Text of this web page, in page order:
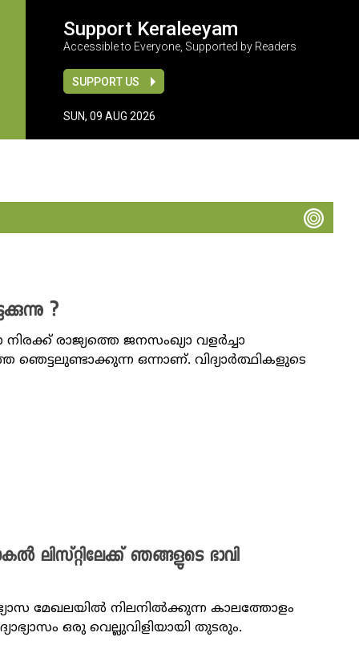
Support Keraleeyam
Accessible to Everyone, Supported by Readers
SUPPORT US
SUN, 09 AUG 2026
?
രാജ്യത്തെ ജനസംഖ്യാ വളർച്ചാ
‌ഞെട്ടലുണ്ടാക്കുന്ന ഒന്നാണ്. വിദ്യാർത്ഥികളുടെ
ലിസ്റ്റിലേക്ക് ഞങ്ങളുടെ ഭാവി
മേഖലയിൽ നിലനിൽക്കുന്ന കാലത്തോളം
ഒരു വെല്ലുവിളിയായി തുടരും.